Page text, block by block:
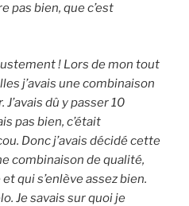
pas bien, que c’est
! Lors de mon tout
j’avais une combinaison
dû y passer 10
pas bien, c’était
Donc j’avais décidé cette
combinaison de qualité,
qui s’enlève assez bien.
Je savais sur quoi je